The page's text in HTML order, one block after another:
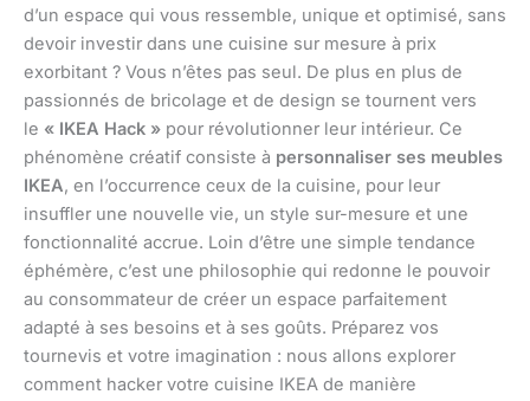
d’un espace qui vous ressemble, unique et optimisé, sans
devoir investir dans une cuisine sur mesure à prix
exorbitant ? Vous n’êtes pas seul. De plus en plus de
passionnés de bricolage et de design se tournent vers
le « IKEA Hack » pour révolutionner leur intérieur. Ce
phénomène créatif consiste à personnaliser ses meubles
IKEA, en l’occurrence ceux de la cuisine, pour leur
insuffler une nouvelle vie, un style sur-mesure et une
fonctionnalité accrue. Loin d’être une simple tendance
éphémère, c’est une philosophie qui redonne le pouvoir
au consommateur de créer un espace parfaitement
adapté à ses besoins et à ses goûts. Préparez vos
tournevis et votre imagination : nous allons explorer
comment hacker votre cuisine IKEA de manière